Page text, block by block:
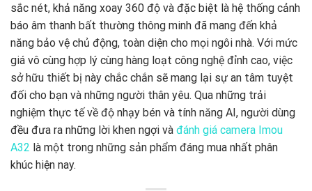
sắc nét, khả năng xoay 360 độ và đặc biệt là hệ thống cảnh
báo âm thanh bất thường thông minh đã mang đến khả
năng bảo vệ chủ động, toàn diện cho mọi ngôi nhà. Với mức
giá vô cùng hợp lý cùng hàng loạt công nghệ đỉnh cao, việc
sở hữu thiết bị này chắc chắn sẽ mang lại sự an tâm tuyệt
đối cho bạn và những người thân yêu. Qua những trải
nghiệm thực tế về độ nhạy bén và tính năng AI, người dùng
đều đưa ra những lời khen ngợi và đánh giá camera Imou
A32 là một trong những sản phẩm đáng mua nhất phân
khúc hiện nay.